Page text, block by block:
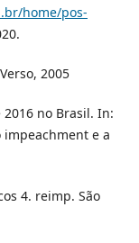
home/pos-
2005
2016 no Brasil. In:
e a
4. reimp. São